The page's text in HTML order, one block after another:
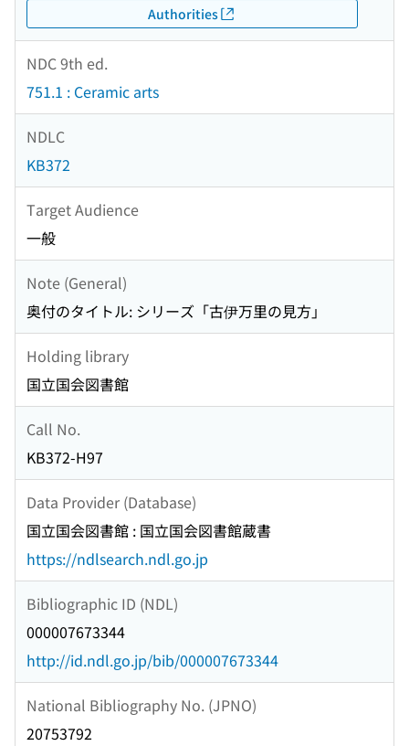
Authorities
NDC 9th ed.
751.1 : Ceramic arts
NDLC
KB372
Target Audience
一般
Note (General)
奥付のタイトル: シリーズ「古伊万里の見方」
Holding library
国立国会図書館
Call No.
KB372-H97
Data Provider (Database)
国立国会図書館 : 国立国会図書館蔵書
https://ndlsearch.ndl.go.jp
Bibliographic ID (NDL)
000007673344
http://id.ndl.go.jp/bib/000007673344
National Bibliography No. (JPNO)
20753792